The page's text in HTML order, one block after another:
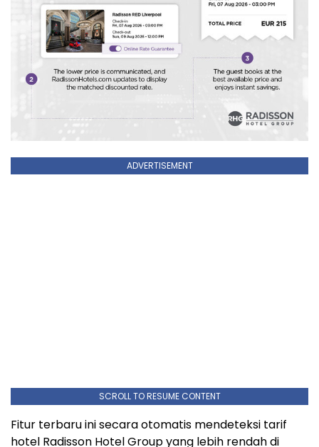
ADVERTISEMENT
SCROLL TO RESUME CONTENT
Fitur terbaru ini secara otomatis mendeteksi tarif
hotel Radisson Hotel Group yang lebih rendah di